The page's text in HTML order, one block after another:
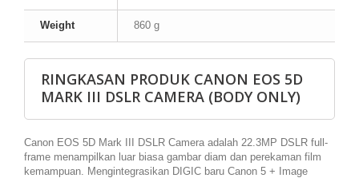
Weight 860 g
RINGKASAN PRODUK CANON EOS 5D
MARK III DSLR CAMERA (BODY ONLY)
Canon EOS 5D Mark III DSLR Camera adalah 22.3MP DSLR full-
frame menampilkan luar biasa gambar diam dan perekaman film
kemampuan. Mengintegrasikan DIGIC baru Canon 5 + Image